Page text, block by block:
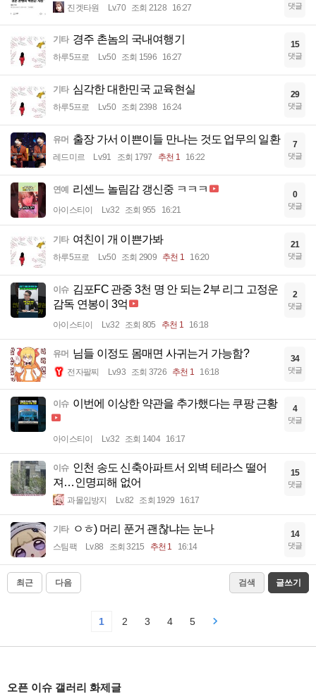
진겟타원 Lv.70 조회 2128 16:27 댓글
기타 경주 촌놈의 국내여행기
하루5프로 Lv.50 조회 1596 16:27
15
댓글
기타 심각한 대한민국 교육현실
하루5프로 Lv.50 조회 2398 16:24
29
댓글
유머 출장 가서 이쁜이들 만나는 것도 업무의 일환
레드미르 Lv.91 조회 1797 추천 1 16:22
7
댓글
연예 리센느 놀림감 갱신중 ㅋㅋㅋ
아이스티이 Lv.32 조회 955 16:21
0
댓글
기타 여친이 개 이쁜가봐
하루5프로 Lv.50 조회 2909 추천 1 16:20
21
댓글
이슈 김포FC 관중 3천 명 안 되는 2부 리그 고정운
감독 연봉이 3억
아이스티이 Lv.32 조회 805 추천 1 16:18
2
댓글
유머 님들 이정도 몸매면 사귀는거 가능함?
전자팔찌 Lv.93 조회 3726 추천 1 16:18
34
댓글
이슈 이번에 이상한 약관을 추가했다는 쿠팡 근황
아이스티이 Lv.32 조회 1404 16:17
4
댓글
이슈 인천 송도 신축아파트서 외벽 테라스 떨어
져…인명피해 없어
과몰입방지 Lv.82 조회 1929 16:17
15
댓글
기타 ㅇㅎ) 머리 푼거 괜찮냐는 눈나
스팀팩 Lv.88 조회 3215 추천 1 16:14
14
댓글
최근 다음 검색 글쓰기
1 2 3 4 5
오픈 이슈 갤러리 화제글